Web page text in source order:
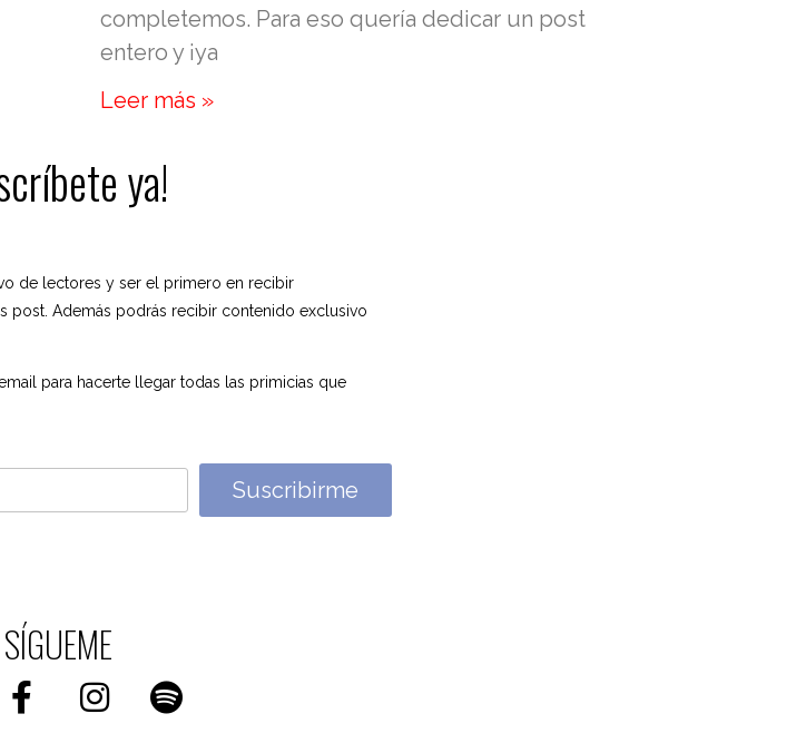
completemos. Para eso quería dedicar un post
entero y ¡ya
Leer más »
ya!
de lectores y ser el primero en recibir
post. Además podrás recibir contenido exclusivo
para hacerte llegar todas las primicias que
Suscribirme
SÍGUEME